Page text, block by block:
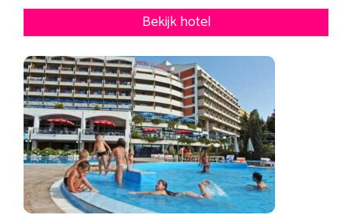
Bekijk hotel